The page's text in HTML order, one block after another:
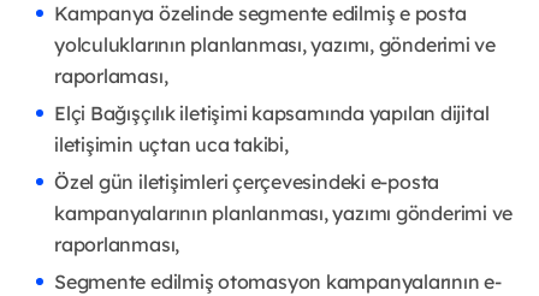
Kampanya özelinde segmente edilmiş e posta
yolculuklarının planlanması, yazımı, gönderimi ve
raporlaması,
Elçi Bağışçılık iletişimi kapsamında yapılan dijital
iletişimin uçtan uca takibi,
Özel gün iletişimleri çerçevesindeki e-posta
kampanyalarının planlanması, yazımı gönderimi ve
raporlanması,
Segmente edilmiş otomasyon kampanyalarının e-